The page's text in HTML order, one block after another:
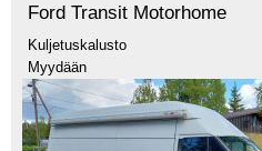
Ford Transit Motorhome
Kuljetuskalusto
Myydään